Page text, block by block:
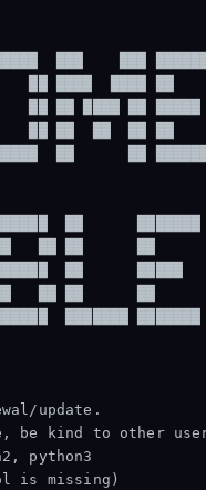
update.
be kind to other
python3
is missing)